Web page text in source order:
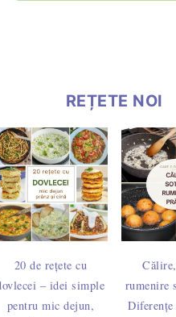
REȚETE NOI
20 de rețete cu
– idei simple
pentru mic dejun,
rumenire